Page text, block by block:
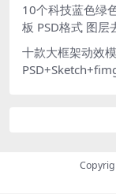
10个科技蓝色绿
板 PSD格式 图层
十款大框架动效